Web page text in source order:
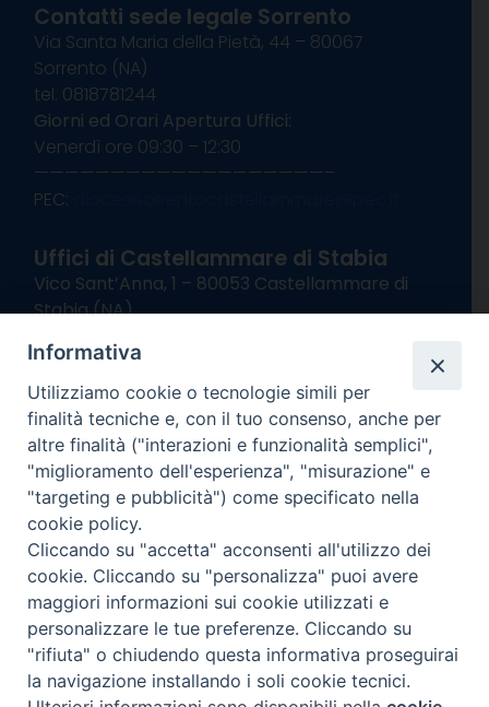
Contatti sede legale Sorrento
Via Santa Maria della Pietà, 44 – 80067
Sorrento (NA)
tel. 0818781244
Giorni ed Orari Apertura Uffici:
Venerdì ore 09:30 – 12:30
———————————————————–
PEC:
Uffici di Castellammare di Stabia
Vico Sant’Anna, 1 – 80053 Castellammare di
Stabia (NA)
Giorni ed Orari Apertura Uffici:
Lunedì e Mercoledì ore 09:00 – 13:00
Uffici Matrimoni:
Lunedì e Mercoledì ore 09:30 – 12:30
seguici su
Channel
Informativa Privacy
COPYRIGHT © 2013-2025
Informativa
Utilizziamo cookie o tecnologie simili per
finalità tecniche e, con il tuo consenso, anche per
altre finalità ("interazioni e funzionalità semplici",
"miglioramento dell'esperienza", "misurazione" e
"targeting e pubblicità") come specificato nella
cookie policy.
Cliccando su "accetta" acconsenti all'utilizzo dei
cookie. Cliccando su "personalizza" puoi avere
maggiori informazioni sui cookie utilizzati e
personalizzare le tue preferenze. Cliccando su
"rifiuta" o chiudendo questa informativa proseguirai
la navigazione installando i soli cookie tecnici.